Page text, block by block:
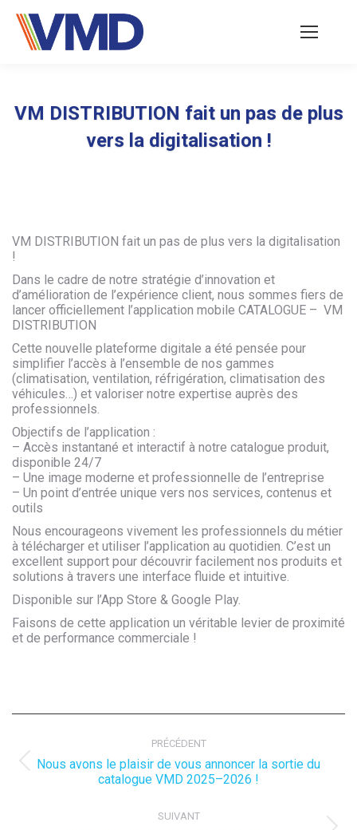
VM DISTRIBUTION fait un pas de plus
vers la digitalisation !
VM DISTRIBUTION fait un pas de plus vers la digitalisation
!
Dans le cadre de notre stratégie d’innovation et
d’amélioration de l’expérience client, nous sommes fiers de
lancer officiellement l’application mobile CATALOGUE – VM
DISTRIBUTION
Cette nouvelle plateforme digitale a été pensée pour
simplifier l’accès à l’ensemble de nos gammes
(climatisation, ventilation, réfrigération, climatisation des
véhicules…) et valoriser notre expertise auprès des
professionnels.
Objectifs de l’application :
– Accès instantané et interactif à notre catalogue produit,
disponible 24/7
– Une image moderne et professionnelle de l’entreprise
– Un point d’entrée unique vers nos services, contenus et
outils
Nous encourageons vivement les professionnels du métier
à télécharger et utiliser l’application au quotidien. C’est un
excellent support pour découvrir facilement nos produits et
solutions à travers une interface fluide et intuitive.
Disponible sur l’App Store & Google Play.
Faisons de cette application un véritable levier de proximité
et de performance commerciale !
PRÉCÉDENT
Article
précédent
Nous avons le plaisir de vous annoncer la sortie du
catalogue VMD 2025–2026 !
SUIVANT